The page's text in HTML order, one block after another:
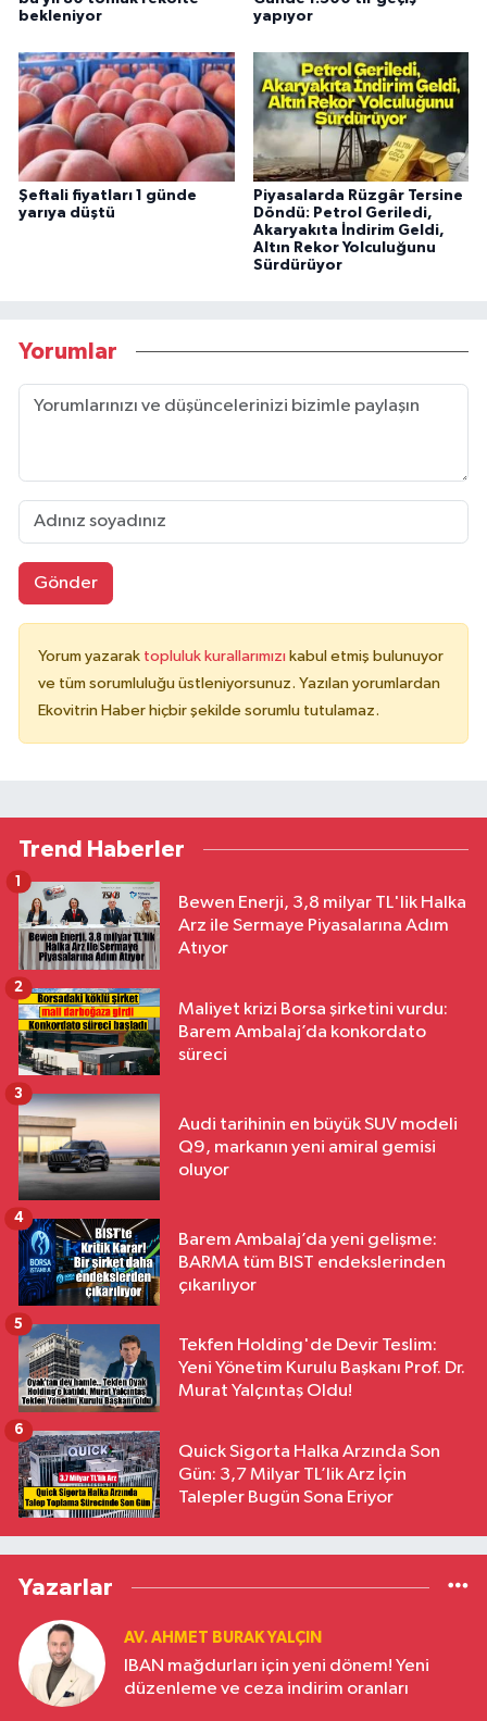
bekleniyor
yapıyor
Şeftali fiyatları 1 günde
yarıya düştü
Piyasalarda Rüzgâr Tersine
Döndü: Petrol Geriledi,
Akaryakıta İndirim Geldi,
Altın Rekor Yolculuğunu
Sürdürüyor
Yorumlar
Gönder
Yorum yazarak topluluk kurallarımızı kabul etmiş bulunuyor
ve tüm sorumluluğu üstleniyorsunuz. Yazılan yorumlardan
Ekovitrin Haber hiçbir şekilde sorumlu tutulamaz.
Trend Haberler
Bewen Enerji, 3,8 milyar TL'lik Halka
Arz ile Sermaye Piyasalarına Adım
Atıyor
1
Maliyet krizi Borsa şirketini vurdu:
Barem Ambalaj’da konkordato
süreci
2
Audi tarihinin en büyük SUV modeli
Q9, markanın yeni amiral gemisi
oluyor
3
Barem Ambalaj’da yeni gelişme:
BARMA tüm BIST endekslerinden
çıkarılıyor
4
Tekfen Holding'de Devir Teslim:
Yeni Yönetim Kurulu Başkanı Prof. Dr.
Murat Yalçıntaş Oldu!
5
Quick Sigorta Halka Arzında Son
Gün: 3,7 Milyar TL’lik Arz İçin
Talepler Bugün Sona Eriyor
6
Yazarlar
AV. AHMET BURAK YALÇIN
IBAN mağdurları için yeni dönem! Yeni
düzenleme ve ceza indirim oranları